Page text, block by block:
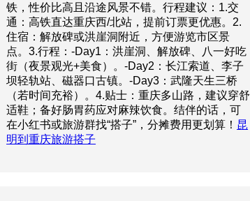
铁，性价比高且沿途风景不错。行程建议：1.交
通：高铁直达重庆西/北站，提前订票更优惠。2.
住宿：解放碑或洪崖洞附近，方便游览市区景
点。3.行程：-Day1：洪崖洞、解放碑、八一好吃
街（夜景观光+美食）。-Day2：长江索道、李子
坝轻轨站、磁器口古镇。-Day3：武隆天生三桥
（若时间充裕）。4.贴士：重庆多山路，建议穿舒
适鞋；备好肠胃药应对麻辣饮食。结伴的话，可
在小红书或旅游群找“搭子”，分摊费用更划算！ 昆
明到重庆旅游搭子